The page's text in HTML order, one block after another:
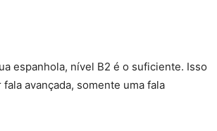
espanhola, nível B2 é o suficiente. Isso
avançada, somente uma fala